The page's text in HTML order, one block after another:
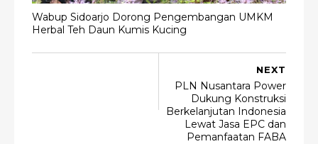
Wabup Sidoarjo Dorong Pengembangan UMKM
Herbal Teh Daun Kumis Kucing
NEXT
PLN Nusantara Power
Dukung Konstruksi
Berkelanjutan Indonesia
Lewat Jasa EPC dan
Pemanfaatan FABA